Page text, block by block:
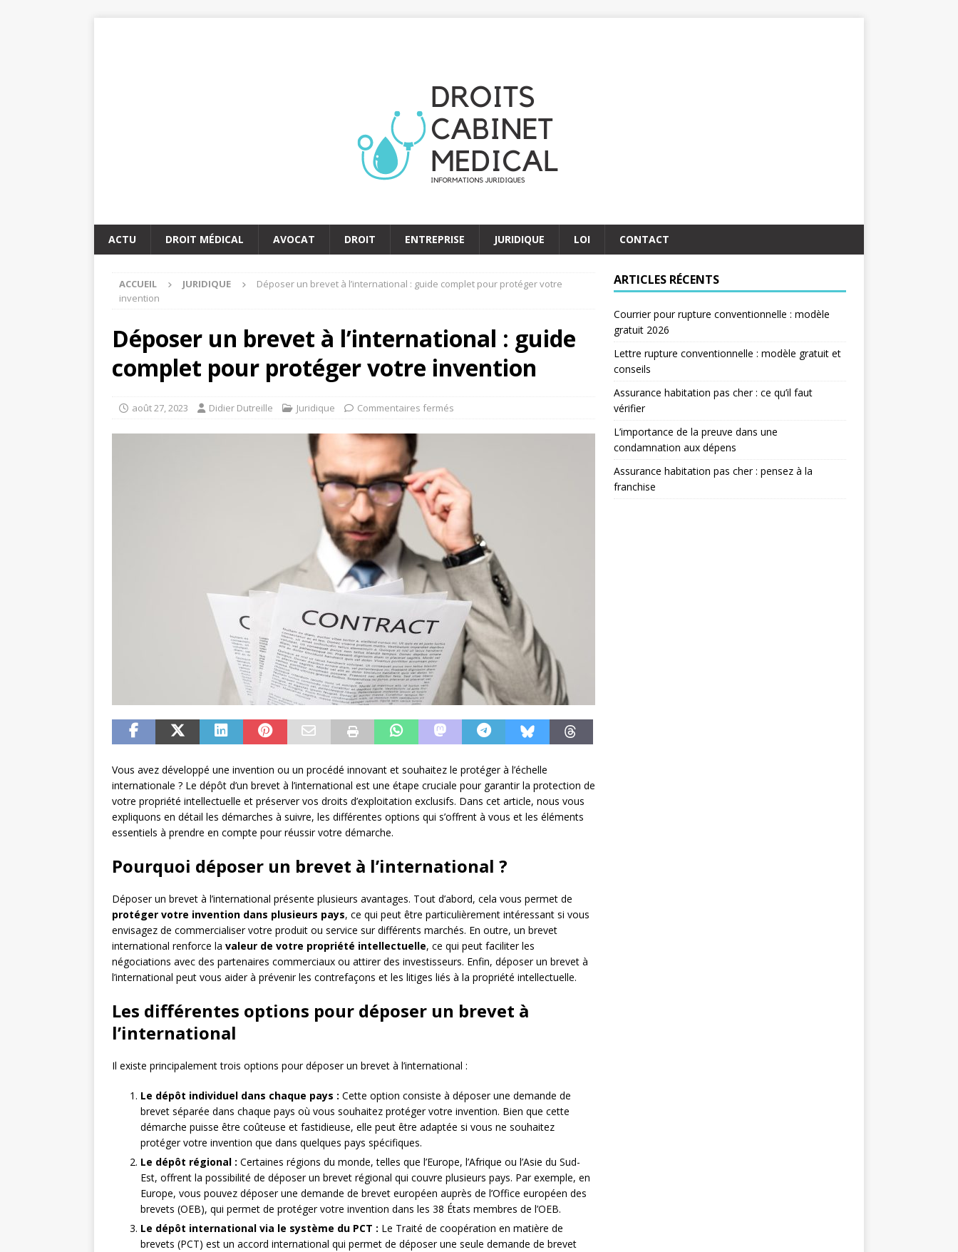
ACTU DROIT MÉDICAL AVOCAT DROIT ENTREPRISE JURIDIQUE LOI CONTACT
ACCUEIL JURIDIQUE
Déposer un brevet à l’international : guide complet pour protéger votre
invention
Déposer un brevet à l’international : guide
complet pour protéger votre invention
août 27, 2023 Didier Dutreille Juridique Commentaires fermés
Vous avez développé une invention ou un procédé innovant et souhaitez le protéger à l’échelle
internationale ? Le dépôt d’un brevet à l’international est une étape cruciale pour garantir la protection de
votre propriété intellectuelle et préserver vos droits d’exploitation exclusifs. Dans cet article, nous vous
expliquons en détail les démarches à suivre, les différentes options qui s’offrent à vous et les éléments
essentiels à prendre en compte pour réussir votre démarche.
Pourquoi déposer un brevet à l’international ?
Déposer un brevet à l’international présente plusieurs avantages. Tout d’abord, cela vous permet de
protéger votre invention dans plusieurs pays, ce qui peut être particulièrement intéressant si vous
envisagez de commercialiser votre produit ou service sur différents marchés. En outre, un brevet
international renforce la valeur de votre propriété intellectuelle, ce qui peut faciliter les
négociations avec des partenaires commerciaux ou attirer des investisseurs. Enfin, déposer un brevet à
l’international peut vous aider à prévenir les contrefaçons et les litiges liés à la propriété intellectuelle.
Les différentes options pour déposer un brevet à
l’international
Il existe principalement trois options pour déposer un brevet à l’international :
Le dépôt individuel dans chaque pays : Cette option consiste à déposer une demande de
brevet séparée dans chaque pays où vous souhaitez protéger votre invention. Bien que cette
démarche puisse être coûteuse et fastidieuse, elle peut être adaptée si vous ne souhaitez
protéger votre invention que dans quelques pays spécifiques.
Le dépôt régional : Certaines régions du monde, telles que l’Europe, l’Afrique ou l’Asie du Sud-
Est, offrent la possibilité de déposer un brevet régional qui couvre plusieurs pays. Par exemple, en
Europe, vous pouvez déposer une demande de brevet européen auprès de l’Office européen des
brevets (OEB), qui permet de protéger votre invention dans les 38 États membres de l’OEB.
Le dépôt international via le système du PCT : Le Traité de coopération en matière de
brevets (PCT) est un accord international qui permet de déposer une seule demande de brevet
ARTICLES RÉCENTS
Courrier pour rupture conventionnelle : modèle
gratuit 2026
Lettre rupture conventionnelle : modèle gratuit et
conseils
Assurance habitation pas cher : ce qu’il faut
vérifier
L’importance de la preuve dans une
condamnation aux dépens
Assurance habitation pas cher : pensez à la
franchise